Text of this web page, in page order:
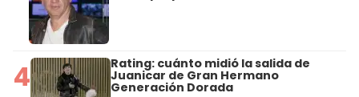
4 Rating: cuánto midió la salida de
Juanicar de Gran Hermano
Generación Dorada